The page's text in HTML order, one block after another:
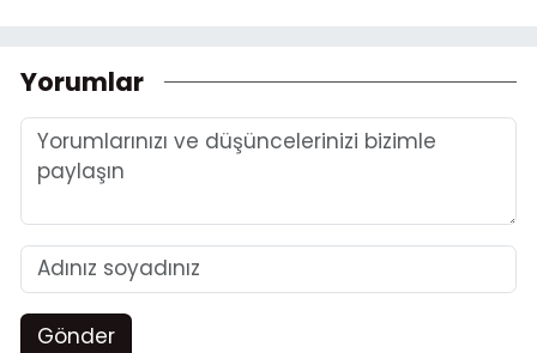
Yorumlar
Gönder